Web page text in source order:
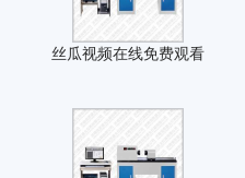
丝瓜视频在线免费观看